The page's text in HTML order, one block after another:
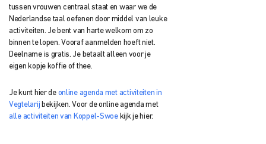
tussen vrouwen centraal staat en waar we de
Nederlandse taal oefenen door middel van leuke
activiteiten. Je bent van harte welkom om zo
binnen te lopen. Vooraf aanmelden hoeft niet.
Deelname is gratis. Je betaalt alleen voor je
eigen kopje koffie of thee.
Je kunt hier de online agenda met activiteiten in
Vegtelarij bekijken. Voor de online agenda met
alle activiteiten van Koppel-Swoekijk je hier.